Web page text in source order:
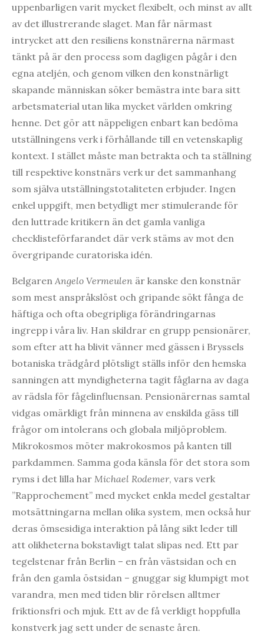
uppenbarligen varit mycket flexibelt, och minst av allt
av det illustrerande slaget. Man får närmast
intrycket att den resiliens konstnärerna närmast
tänkt på är den process som dagligen pågår i den
egna ateljén, och genom vilken den konstnärligt
skapande människan söker bemästra inte bara sitt
arbetsmaterial utan lika mycket världen omkring
henne. Det gör att näppeligen enbart kan bedöma
utställningens verk i förhållande till en vetenskaplig
kontext. I stället måste man betrakta och ta ställning
till respektive konstnärs verk ur det sammanhang
som själva utställningstotaliteten erbjuder. Ingen
enkel uppgift, men betydligt mer stimulerande för
den luttrade kritikern än det gamla vanliga
checklisteförfarandet där verk stäms av mot den
övergripande curatoriska idén.
Belgaren Angelo Vermeulen är kanske den konstnär
som mest anspråkslöst och gripande sökt fånga de
häftiga och ofta obegripliga förändringarnas
ingrepp i våra liv. Han skildrar en grupp pensionärer,
som efter att ha blivit vänner med gässen i Bryssels
botaniska trädgård plötsligt ställs inför den hemska
sanningen att myndigheterna tagit fåglarna av daga
av rädsla för fågelinfluensan. Pensionärernas samtal
vidgas omärkligt från minnena av enskilda gäss till
frågor om intolerans och globala miljöproblem.
Mikrokosmos möter makrokosmos på kanten till
parkdammen. Samma goda känsla för det stora som
ryms i det lilla har Michael Rodemer, vars verk
”Rapprochement” med mycket enkla medel gestaltar
motsättningarna mellan olika system, men också hur
deras ömsesidiga interaktion på lång sikt leder till
att olikheterna bokstavligt talat slipas ned. Ett par
tegelstenar från Berlin – en från västsidan och en
från den gamla östsidan – gnuggar sig klumpigt mot
varandra, men med tiden blir rörelsen alltmer
friktionsfri och mjuk. Ett av de få verkligt hoppfulla
konstverk jag sett under de senaste åren.